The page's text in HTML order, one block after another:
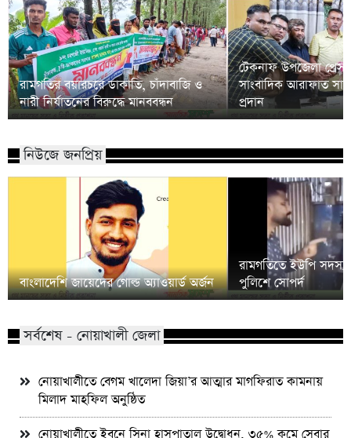
রামগতির বয়ারচরে ডাকাতি, চাঁদাবাজি ও
নারী নির্যাতনের বিরুদ্ধে মানববন্ধন
টেকনাফ উপজেলা
সাংবাদিক আরাফাত
প্রদান
নিউজে জনপ্রিয়
বাংলাদেশি জায়েদের গোল্ড অ্যাওয়ার্ড অর্জন
রামগতিতে ইউপি
পুলিশে সোপর্দ
সর্বশেষ - নোয়াখালী জেলা
নোয়াখালীতে বেগম খালেদা জিয়া’র আত্মার মাগফিরাত কামনায়
মিলাদ মাহফিল অনুষ্ঠিত